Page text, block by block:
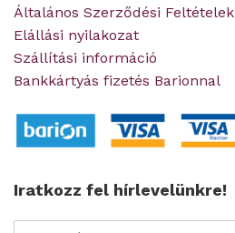
Általános Szerződési Feltételek
Elállási nyilakozat
Szállítási információ
Bankkártyás fizetés Barionnal
Iratkozz fel hírlevelünkre!